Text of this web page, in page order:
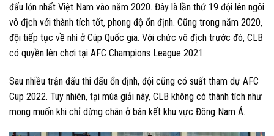
đấu lớn nhất Việt Nam vào năm 2020. Đây là lần thứ 19 đội lên ngôi
vô địch với thành tích tốt, phong độ ổn định. Cũng trong năm 2020,
đội tiếp tục về nhì ở Cúp Quốc gia. Với chức vô địch trước đó, CLB
có quyền lên chơi tại AFC Champions League 2021.
Sau nhiều trận đấu thi đấu ổn định, đội cũng có suất tham dự AFC
Cup 2022. Tuy nhiên, tại mùa giải này, CLB không có thành tích như
mong muốn khi chỉ dừng chân ở bán kết khu vực Đông Nam Á.